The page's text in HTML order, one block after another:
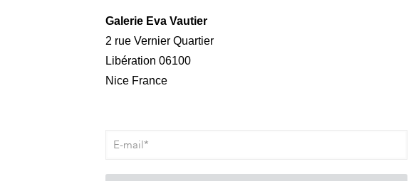
Galerie Eva Vautier
2 rue Vernier Quartier
Libération 06100
Nice France